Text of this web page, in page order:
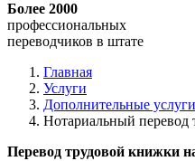
Более 2000
профессиональных
переводчиков в штате
Главная
Услуги
Дополнительные услуги
Нотариальный перевод
Перевод трудовой книжки